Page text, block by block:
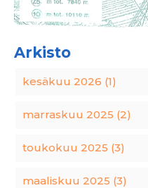
Arkisto
kesäkuu 2026 (1)
marraskuu 2025 (2)
toukokuu 2025 (3)
maaliskuu 2025 (3)